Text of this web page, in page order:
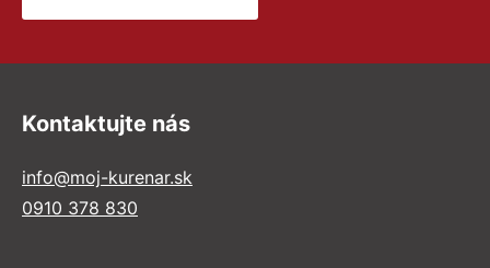
Kontaktujte nás
info@moj-kurenar.sk
0910 378 830